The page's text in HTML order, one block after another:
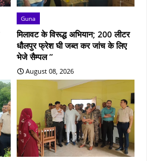
Guna
मिलावट के विरूद्ध अभियान; 200 लीटर
धौलपुर फ्रेश घी जब्‍त कर जांच के लिए
भेजे सैम्‍पल ’’
August 08, 2026